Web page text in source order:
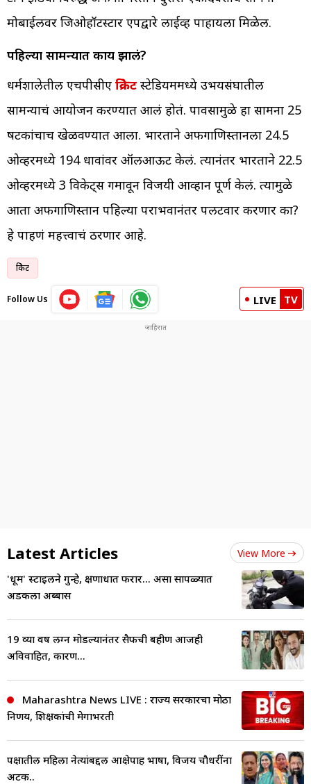
मोबाईलवर जिओहॉटस्टार एपद्वारे लाईव्ह पाहायला मिळेल.
पहिल्या सामन्यात काय झालं?
धर्मशालेतील एचपीसीए क्रिकेट स्टेडियममध्ये उभयसंघातील
सामन्याचं आयोजन करण्यात आलं होतं. पावसामुळे हा सामना 25
षटकांचाच खेळवण्यात आला. भारताने अफगाणिस्तानला 24.5
ओव्हरमध्ये 194 धावांवर ऑलआऊट केलं. त्यानंतर भारताने 22.5
ओव्हरमध्ये 3 विकेट्स गमावून विजयी आव्हान पूर्ण केलं. त्यामुळे
आता अफगाणिस्तान पहिल्या पराभवानंतर पलटवार करणार का?
हे पाहणं महत्त्वाचं ठरणार आहे.
क्रिकेट
Follow Us LIVE TV
Latest Articles View More
'धूम' स्टाईलने गुन्हे, क्षणार्धात फरार... असा सापळ्यात
अडकला अब्बास
19 व्या वर्ष लग्न मोडल्यानंतर सैफची बहीण आजही
अविवाहित, कारण...
Maharashtra News LIVE : राज्य सरकारचा मोठा
निर्णय, शिक्षकांची मेगाभरती
पक्षातील महिला नेत्यांबद्दल आक्षेपार्ह भाषा, विजय चाैधरींना
अटक..